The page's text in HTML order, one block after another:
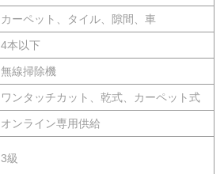
カーペット、タイル、隙間、車
4本以下
無線掃除機
ワンタッチカット、乾式、カーペット式
オンライン専用供給
3級